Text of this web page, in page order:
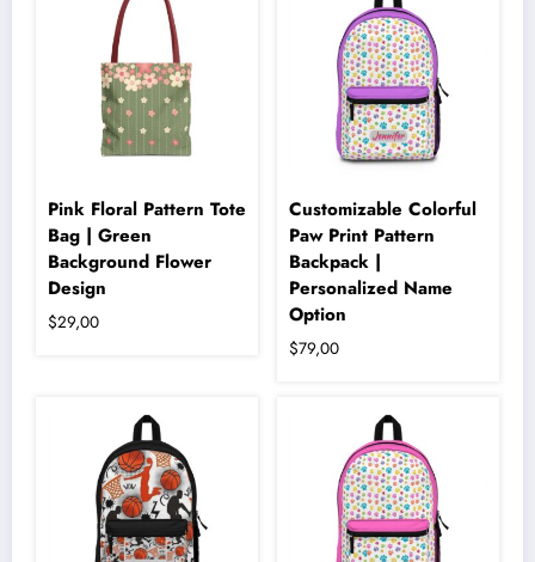
varyasyonu
Seçenekler
sayfasından
seçilebilir
Pink Floral Pattern Tote
Bag | Green
Background Flower
Design
$29,00
Customizable Colorful
Paw Print Pattern
Backpack |
Personalized Name
Option
$79,00